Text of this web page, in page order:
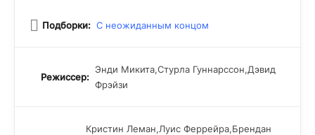
Подборки: С неожиданным концом
Режиссер:
Энди Микита,Стурла Гуннарссон,Дэвид
Фрэйзи
Кристин Леман,Луис Феррейра,Брендан